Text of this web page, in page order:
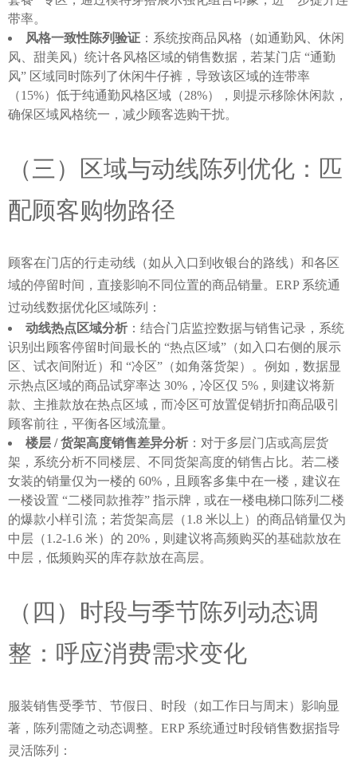
带率。
风格一致性陈列验证 ：系统按商品风格（如通勤风、休闲
风、甜美风）统计各风格区域的销售数据，若某门店 “通勤
风” 区域同时陈列了休闲牛仔裤，导致该区域的连带率
（15%）低于纯通勤风格区域（28%），则提示移除休闲款，
确保区域风格统一，减少顾客选购干扰。
（三）区域与动线陈列优化：匹
配顾客购物路径
顾客在门店的行走动线（如从入口到收银台的路线）和各区
域的停留时间，直接影响不同位置的商品销量。ERP 系统通
过动线数据优化区域陈列：
动线热点区域分析 ：结合门店监控数据与销售记录，系统
识别出顾客停留时间最长的 “热点区域”（如入口右侧的展示
区、试衣间附近）和 “冷区”（如角落货架）。例如，数据显
示热点区域的商品试穿率达 30%，冷区仅 5%，则建议将新
款、主推款放在热点区域，而冷区可放置促销折扣商品吸引
顾客前往，平衡各区域流量。
楼层 / 货架高度销售差异分析 ：对于多层门店或高层货
架，系统分析不同楼层、不同货架高度的销售占比。若二楼
女装的销量仅为一楼的 60%，且顾客多集中在一楼，建议在
一楼设置 “二楼同款推荐” 指示牌，或在一楼电梯口陈列二楼
的爆款小样引流；若货架高层（1.8 米以上）的商品销量仅为
中层（1.2-1.6 米）的 20%，则建议将高频购买的基础款放在
中层，低频购买的库存款放在高层。
（四）时段与季节陈列动态调
整：呼应消费需求变化
服装销售受季节、节假日、时段（如工作日与周末）影响显
著，陈列需随之动态调整。ERP 系统通过时段销售数据指导
灵活陈列：